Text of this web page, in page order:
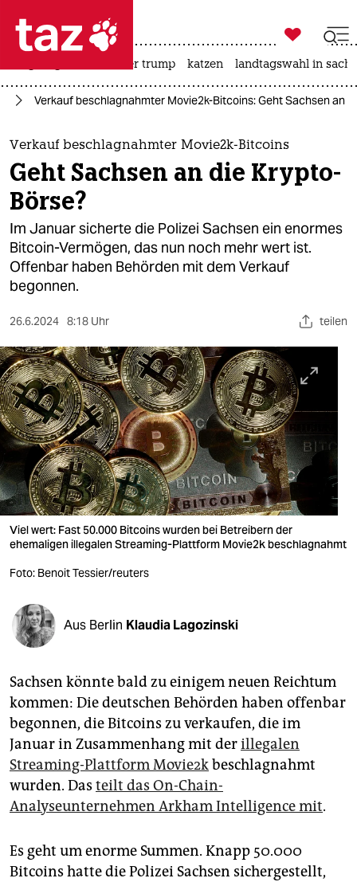
 taz zahl ich
taz zahl ich
themen
politik
öko
gesellschaft
kultur
sport
berlin
nord
wahrheit
verlag
verlag
veranstaltungen
unterstützen
genossenschaft
epaper login

taz zahl ich
usa unter trump katzen landtagswahl in
Verkauf beschlagnahmter Movie2k-Bitcoins: Geht Sachsen an
Verkauf beschlagnahmter Movie2k-Bitcoins
Geht Sachsen an die Krypto-
Börse?
Im Januar sicherte die Polizei Sachsen ein enormes
Bitcoin-Vermögen, das nun noch mehr wert ist.
Offenbar haben Behörden mit dem Verkauf
begonnen.
26.6.2024 8:18 Uhr teilen
Viel wert: Fast 50.000 Bitcoins wurden bei Betreibern der
ehemaligen illegalen Streaming-Plattform Movie2k beschlagnahmt
Foto: Benoit Tessier/reuters
Aus Berlin Klaudia Lagozinski
Sachsen könnte bald zu einigem neuen Reichtum
kommen: Die deutschen Behörden haben offenbar
begonnen, die Bitcoins zu verkaufen, die im
Januar in Zusammenhang mit derillegalen
Streaming-Plattform Movie2kbeschlagnahmt
wurden. Das teilt das On-Chain-
Analyseunternehmen Arkham Intelligence mit.
Es geht um enorme Summen. Knapp 50.000
Bitcoins hatte die Polizei Sachsen sichergestellt,